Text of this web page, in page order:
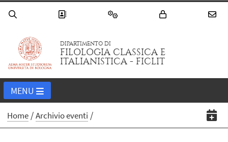
DIPARTIMENTO DI
FILOLOGIA CLASSICA E
ITALIANISTICA - FICLIT
MENU
Home Archivio eventi